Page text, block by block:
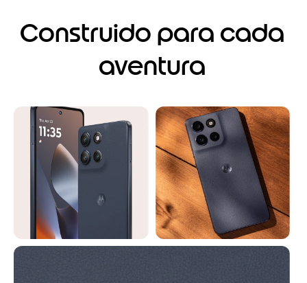
Construido para cada
aventura